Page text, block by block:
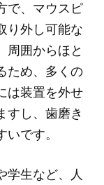
で、マウスピ
り外し可能な
周囲からほと
ため、多くの
は装置を外せ
すし、歯磨き
です。
学生など、人